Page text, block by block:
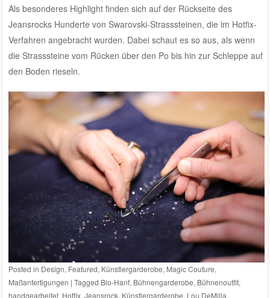
Als besonderes Highlight finden sich auf der Rückseite des
Jeansrocks Hunderte von Swarovski-Strasssteinen, die im Hotfix-
Verfahren angebracht wurden. Dabei schaut es so aus, als wenn
die Strasssteine vom Rücken über den Po bis hin zur Schleppe auf
den Boden rieseln.
Posted in Design, Featured, Künstlergarderobe, Magic Couture,
Maßanfertigungen | Tagged Bio-Hanf, Bühnengarderobe, Bühnenoutfit,
handgearbeitet, Hotfix, Jeansrock, Künstlergarderobe, Lou DeMilla,